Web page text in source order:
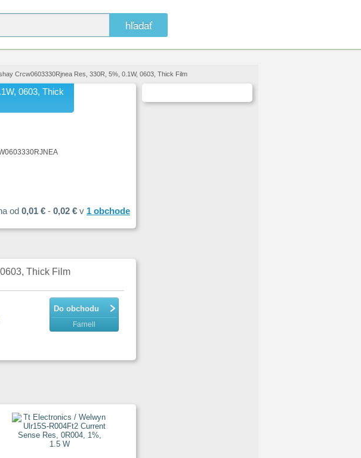
hľadať
Crcw0603330Rjnea Res, 330R, 5%, 0.1W, 0603, Thick Film
0603, Thick
od 0,01 € - 0,02 € v 1 obchode
Thick Film
Do obchodu
Farnell